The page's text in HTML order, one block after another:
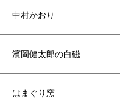
中村かおり
濱岡健太郎の白磁
はまぐり窯